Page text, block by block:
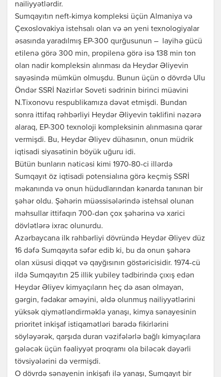
nailiyyətlərdir.
Sumqayıtın neft-kimya kompleksi üçün Almaniya və
Çexoslovakiya istehsalı olan və ən yeni texnologiyalar
əsasında yaradılmış EP-300 qurğusunun – layihə gücü
etilenə görə 300 min, propilenə görə isə 138 min ton
olan nadir kompleksin alınması da Heydər Əliyevin
sayəsində mümkün olmuşdu. Bunun üçün o dövrdə Ulu
Öndər SSRİ Nazirlər Soveti sədrinin birinci müavini
N.Tixonovu respublikamıza dəvət etmişdi. Bundan
sonra ittifaq rəhbərliyi Heydər Əliyevin təklifini nəzərə
alaraq, EP-300 texnoloji kompleksinin alınmasına qərar
vermişdi. Bu, Heydər Əliyev dühasının, onun müdrik
iqtisadi siyasətinin böyük uğuru idi.
Bütün bunların nəticəsi kimi 1970-80-ci illərdə
Sumqayıt öz iqtisadi potensialına görə keçmiş SSRİ
məkanında və onun hüdudlarından kənarda tanınan bir
şəhər oldu. Şəhərin müəssisələrində istehsal olunan
məhsullar ittifaqın 700-dən çox şəhərinə və xarici
dövlətlərə ixrac olunurdu.
Azərbaycana ilk rəhbərliyi dövründə Heydər Əliyev düz
16 dəfə Sumqayıta səfər edib ki, bu da onun şəhərə
olan xüsusi diqqət və qayğısının göstəricisidir. 1974-cü
ildə Sumqayıtın 25 illik yubiley tədbirində çıxış edən
Heydər Əliyev kimyaçıların heç də asan olmayan,
gərgin, fədakar əməyini, əldə olunmuş nailiyyətlərini
yüksək qiymətləndirməklə yanaşı, kimya sənayesinin
prioritet inkişaf istiqamətləri barədə fikirlərini
söyləyərək, qarşıda duran vəzifələrlə bağlı kimyaçılara
gələcək üçün fəaliyyət proqramı ola biləcək dəyərli
tövsiyələrini də vermişdi.
O dövrdə sənayenin inkişafı ilə yanaşı, Sumqayıt bir